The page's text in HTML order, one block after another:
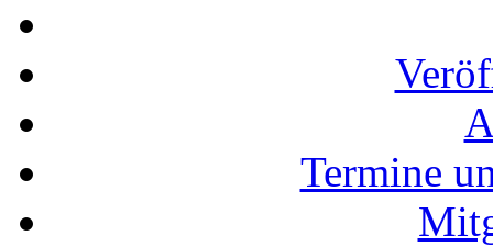
Termine